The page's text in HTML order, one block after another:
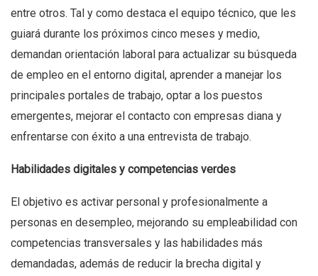
entre otros. Tal y como destaca el equipo técnico, que les
guiará durante los próximos cinco meses y medio,
demandan orientación laboral para actualizar su búsqueda
de empleo en el entorno digital, aprender a manejar los
principales portales de trabajo, optar a los puestos
emergentes, mejorar el contacto con empresas diana y
enfrentarse con éxito a una entrevista de trabajo.
Habilidades digitales y competencias verdes
El objetivo es activar personal y profesionalmente a
personas en desempleo, mejorando su empleabilidad con
competencias transversales y las habilidades más
demandadas, además de reducir la brecha digital y